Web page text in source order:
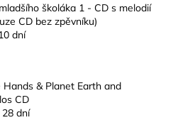
školáka 1 - CD s melodií
CD bez zpěvníku)
dní
& Planet Earth and
CD
dní